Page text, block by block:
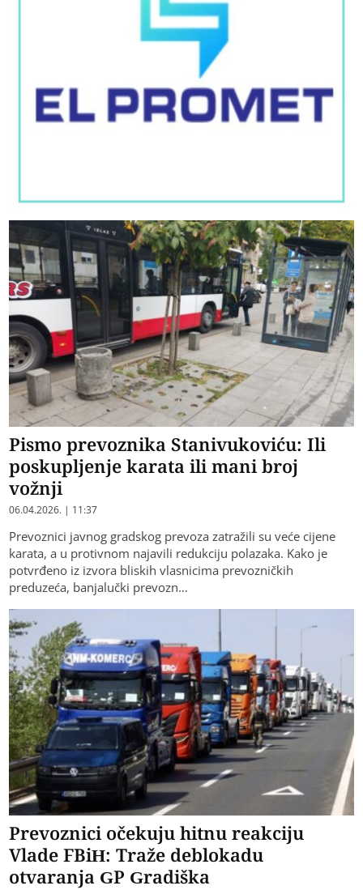
Pismo prevoznika Stanivukoviću: Ili
poskupljenje karata ili mani broj
vožnji
06.04.2026. | 11:37
Prevoznici javnog gradskog prevoza zatražili su veće cijene
karata, a u protivnom najavili redukciju polazaka. Kako je
potvrđeno iz izvora bliskih vlasnicima prevozničkih
preduzeća, banjalučki prevozn…
Prevoznici očekuju hitnu reakciju
Vlade FBiH: Traže deblokadu
otvaranja GP Gradiška